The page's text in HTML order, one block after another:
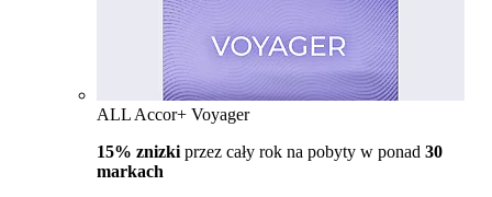
ALL Accor+ Voyager
15% znizki przez cały rok na pobyty w ponad 30
markach